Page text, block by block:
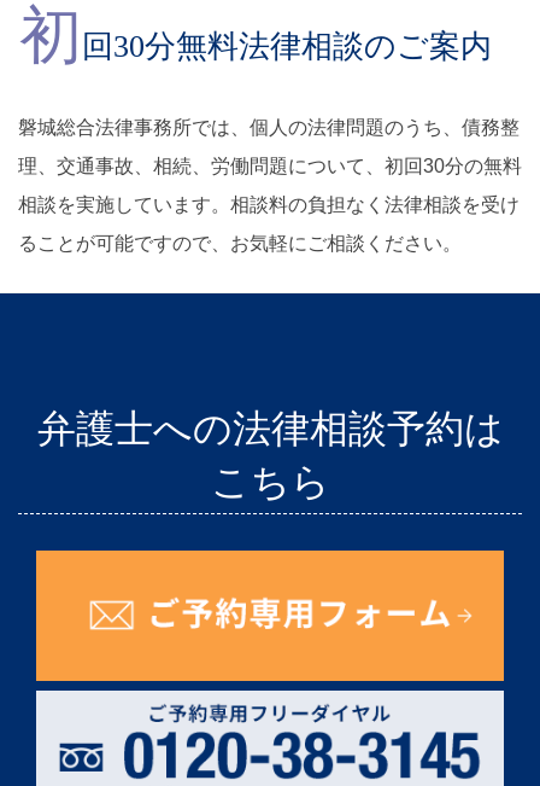
初 回30分無料法律相談のご案内
磐城総合法律事務所では、個人の法律問題のうち、債務整
理、交通事故、相続、労働問題について、初回30分の無料
相談を実施しています。相談料の負担なく法律相談を受け
ることが可能ですので、お気軽にご相談ください。
弁護士への法律相談予約は
こちら